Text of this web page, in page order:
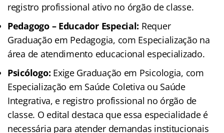
registro profissional ativo no órgão de classe.
Pedagogo – Educador Especial: Requer
Graduação em Pedagogia, com Especialização na
área de atendimento educacional especializado.
Psicólogo: Exige Graduação em Psicologia, com
Especialização em Saúde Coletiva ou Saúde
Integrativa, e registro profissional no órgão de
classe. O edital destaca que essa especialidade é
necessária para atender demandas institucionais